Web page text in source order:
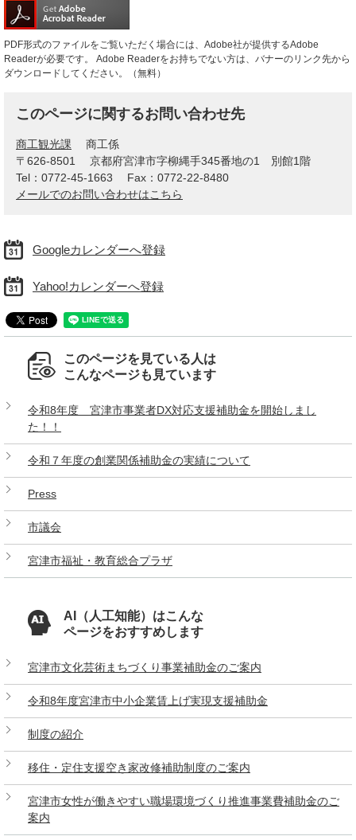
PDF形式のファイルをご覧いただく場合には、Adobe社が提供するAdobe
Readerが必要です。
Adobe Readerをお持ちでない方は、バナーのリンク先から
ダウンロードしてください。（無料）
このページに関するお問い合わせ先
商工観光課
商工係
〒626-8501
京都府宮津市字柳縄手345番地の1 別館1階
Tel：0772-45-1663
Fax：0772-22-8480
メールでのお問い合わせはこちら
Googleカレンダーへ登録
Yahoo!カレンダーへ登録
このページを見ている人は
こんなページも見ています
令和8年度 宮津市事業者DX対応支援補助金を開始しまし
た！！
令和７年度の創業関係補助金の実績について
Press
市議会
宮津市福祉・教育総合プラザ
AI（人工知能）はこんな
ページをおすすめします
宮津市文化芸術まちづくり事業補助金のご案内
令和8年度宮津市中小企業賃上げ実現支援補助金
制度の紹介
移住・定住支援空き家改修補助制度のご案内
宮津市女性が働きやすい職場環境づくり推進事業費補助金のご
案内